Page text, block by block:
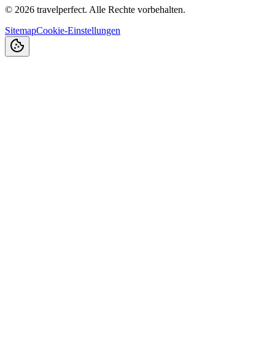
© 2026 travelperfect. Alle Rechte vorbehalten.
SitemapCookie-Einstellungen